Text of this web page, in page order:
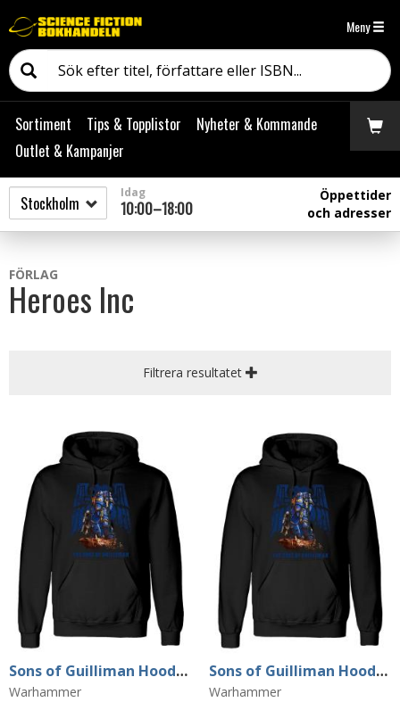
Meny
Sortiment Tips & Topplistor
Nyheter & Kommande
Outlet & Kampanjer
Idag
10:00–18:00
Öppettider
och adresser
FÖRLAG
Heroes Inc
Filtrera resultatet
Sons of Guilliman Hoodie (Medium)
Warhammer
Sons of Guilliman Hoodie (Large)
Warhammer